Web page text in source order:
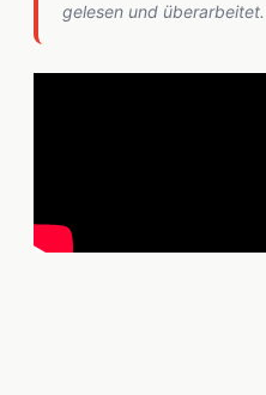
gelesen und überarbeitet.